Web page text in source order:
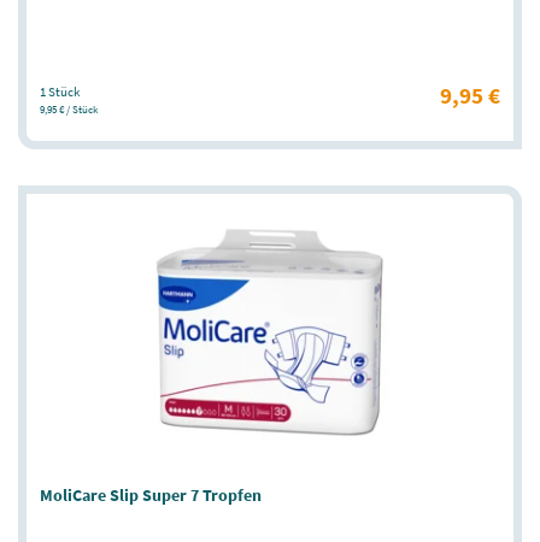
1 Stück
9,95 € / Stück 9,95 €
MoliCare Slip Super 7 Tropfen